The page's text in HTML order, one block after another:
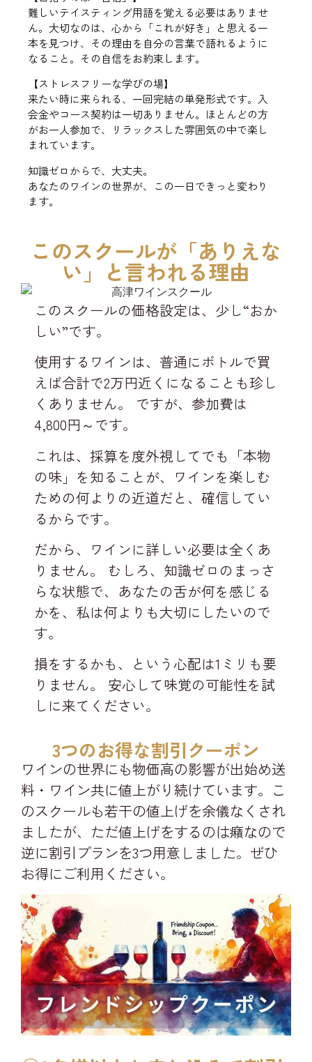
難しいテイスティング用語を覚える必要はありませ
ん。大切なのは、心から「これが好き」と思える一
本を見つけ、その理由を自分の言葉で語れるように
なること。その自信をお約束します。
【ストレスフリーな学びの場】
来たい時に来られる、一回完結の単発形式です。入
会金やコース契約は一切ありません。ほとんどの方
がお一人参加で、リラックスした雰囲気の中で楽し
まれています。
知識ゼロからで、大丈夫。
あなたのワインの世界が、この一日できっと変わり
ます。
このスクールが「ありえな
い」と言われる理由
このスクールの価格設定は、少し“おか
しい”です。
使用するワインは、普通にボトルで買
えば合計で2万円近くになることも珍し
くありません。 ですが、参加費は
4,800円～です。
これは、採算を度外視してでも「本物
の味」を知ることが、ワインを楽しむ
ための何よりの近道だと、確信してい
るからです。
だから、ワインに詳しい必要は全くあ
りません。 むしろ、知識ゼロのまっさ
らな状態で、あなたの舌が何を感じる
かを、私は何よりも大切にしたいので
す。
損をするかも、という心配は1ミリも要
りません。 安心して味覚の可能性を試
しに来てください。
3つのお得な割引クーポン
ワインの世界にも物価高の影響が出始め送
料・ワイン共に値上がり続けています。こ
のスクールも若干の値上げを余儀なくされ
ましたが、ただ値上げをするのは癪なので
逆に割引プランを3つ用意しました。ぜひ
お得にご利用ください。